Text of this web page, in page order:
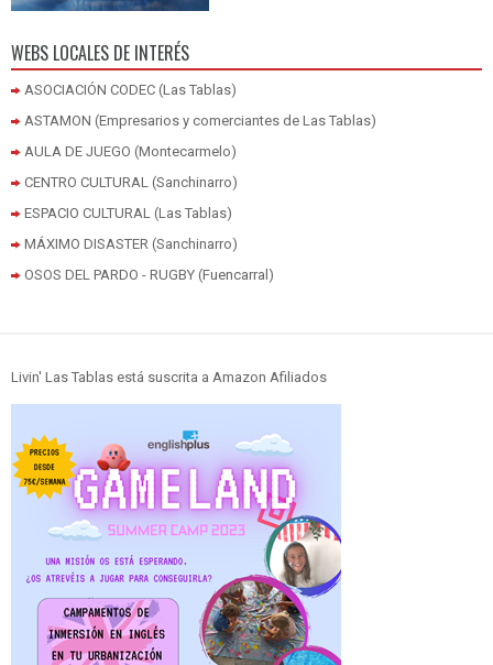
WEBS LOCALES DE INTERÉS
ASOCIACIÓN CODEC (Las Tablas)
ASTAMON (Empresarios y comerciantes de Las Tablas)
AULA DE JUEGO (Montecarmelo)
CENTRO CULTURAL (Sanchinarro)
ESPACIO CULTURAL (Las Tablas)
MÁXIMO DISASTER (Sanchinarro)
OSOS DEL PARDO - RUGBY (Fuencarral)
Livin' Las Tablas está suscrita a Amazon Afiliados